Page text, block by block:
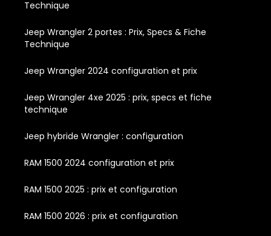
Technique
Jeep Wrangler 2 portes : Prix, Specs & Fiche
Technique
Jeep Wrangler 2024 configuration et prix
Jeep Wrangler 4xe 2025 : prix, specs et fiche
technique
Jeep hybride Wrangler : configuration
RAM 1500 2024 configuration et prix
RAM 1500 2025 : prix et configuration
RAM 1500 2026 : prix et configuration